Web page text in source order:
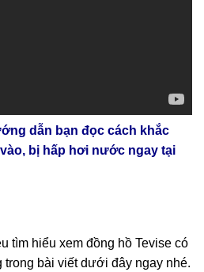
dẫn bạn đọc cách khắc
bị hấp hơi nước ngay tại
tìm hiểu xem đồng hồ Tevise có
bài viết dưới đây ngay nhé.